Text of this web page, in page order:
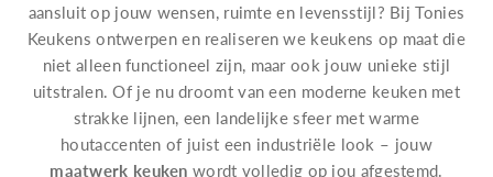
aansluit op jouw wensen, ruimte en levensstijl? Bij Tonies
Keukens ontwerpen en realiseren we keukens op maat die
niet alleen functioneel zijn, maar ook jouw unieke stijl
uitstralen. Of je nu droomt van een moderne keuken met
strakke lijnen, een landelijke sfeer met warme
houtaccenten of juist een industriële look – jouw
maatwerk keuken wordt volledig op jou afgestemd.